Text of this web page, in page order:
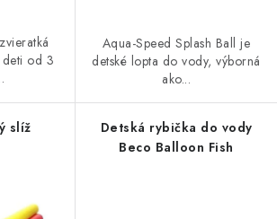
od 3
Aqua-Speed Splash Ball je
detské lopta do vody, výborná
ako...
slíž
Detská rybička do vody
Beco Balloon Fish